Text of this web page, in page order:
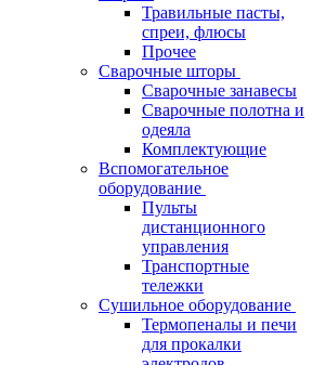
Травильные пасты,
спреи, флюсы
Прочее
Сварочные шторы
Сварочные занавесы
Сварочные полотна и
одеяла
Комплектующие
Вспомогательное
оборудование
Пульты
дистанционного
управления
Транспортные
тележки
Сушильное оборудование
Термопеналы и печи
для прокалки